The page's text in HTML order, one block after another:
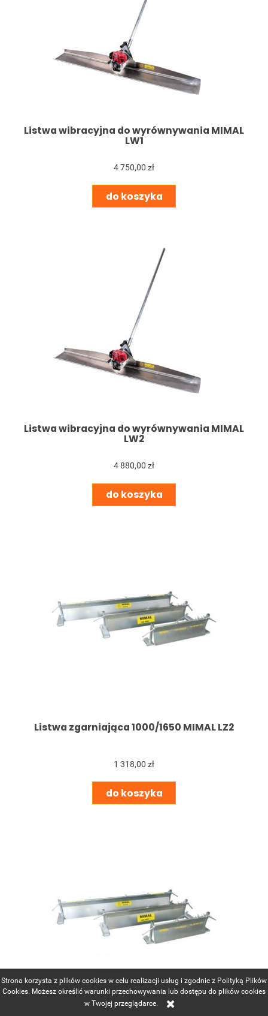
Strona korzysta z plików cookies w celu realizacji usług i zgodnie z Polityką Plików
Cookies. Możesz określić warunki przechowywania lub dostępu do plików cookies
w Twojej przeglądarce.
Listwa wibracyjna do wyrównywania MIMAL
LW1
4 750,00 zł
do koszyka
Listwa wibracyjna do wyrównywania MIMAL
LW2
4 880,00 zł
do koszyka
Listwa zgarniająca 1000/1650 MIMAL LZ2
1 318,00 zł
do koszyka